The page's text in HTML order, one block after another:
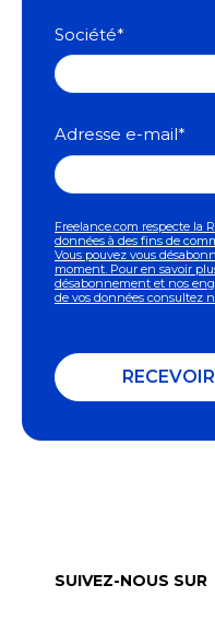
Société*
Adresse e-mail*
Freelance.com respecte la
données à des fins de
Vous pouvez vous
moment. Pour en savoir
désabonnement et nos
de vos données consultez
SUIVEZ-NOUS SUR